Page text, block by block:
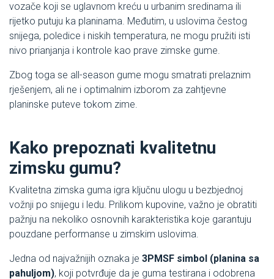
vozače koji se uglavnom kreću u urbanim sredinama ili
rijetko putuju ka planinama. Međutim, u uslovima čestog
snijega, poledice i niskih temperatura, ne mogu pružiti isti
nivo prianjanja i kontrole kao prave zimske gume.
Zbog toga se all-season gume mogu smatrati prelaznim
rješenjem, ali ne i optimalnim izborom za zahtjevne
planinske puteve tokom zime.
Kako prepoznati kvalitetnu
zimsku gumu?
Kvalitetna zimska guma igra ključnu ulogu u bezbjednoj
vožnji po snijegu i ledu. Prilikom kupovine, važno je obratiti
pažnju na nekoliko osnovnih karakteristika koje garantuju
pouzdane performanse u zimskim uslovima.
Jedna od najvažnijih oznaka je 3PMSF simbol (planina sa
pahuljom), koji potvrđuje da je guma testirana i odobrena